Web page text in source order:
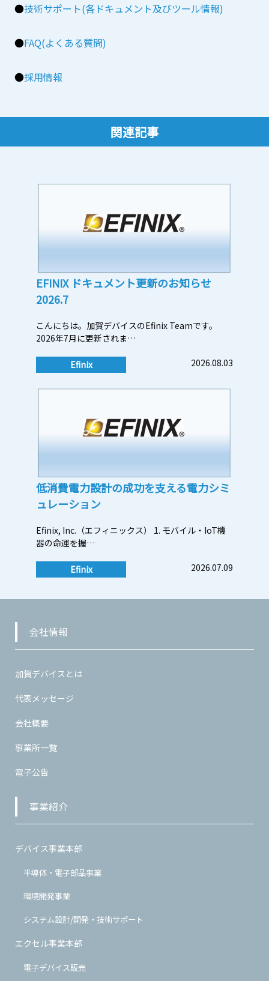
●技術サポート(各ドキュメント及びツール情報)
●FAQ(よくある質問)
●採用情報
関連記事
EFINIX ドキュメント更新のお知らせ
2026.7
こんにちは。加賀デバイスのEfinix Teamです。
2026年7月に更新されま…
Efinix 2026.08.03
低消費電力設計の成功を支える電力シミ
ュレーション
Efinix, Inc.（エフィニックス） 1. モバイル・IoT機
器の命運を握…
Efinix 2026.07.09
会社情報
加賀デバイスとは
代表メッセージ
会社概要
事業所一覧
電子公告
事業紹介
デバイス事業本部
半導体・電子部品事業
環境開発事業
システム設計/開発・技術サポート
エクセル事業本部
電子デバイス販売